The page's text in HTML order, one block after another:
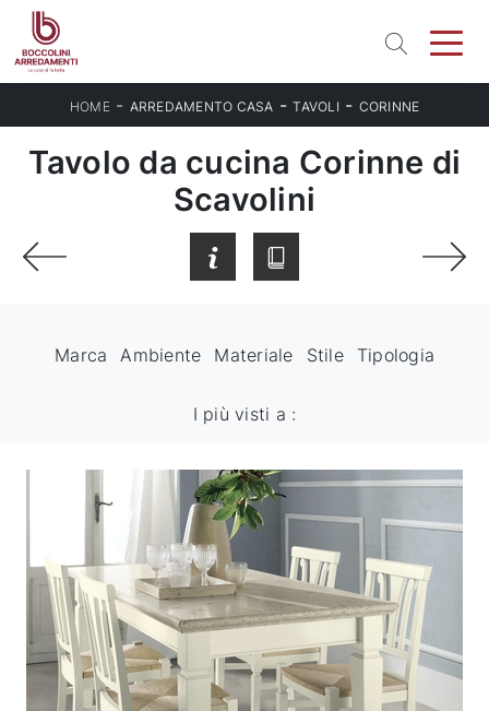
HOME- ARREDAMENTO CASA -TAVOLI - CORINNE
Tavolo da cucina Corinne di
Scavolini
Marca Ambiente Materiale Stile Tipologia
I più visti a :